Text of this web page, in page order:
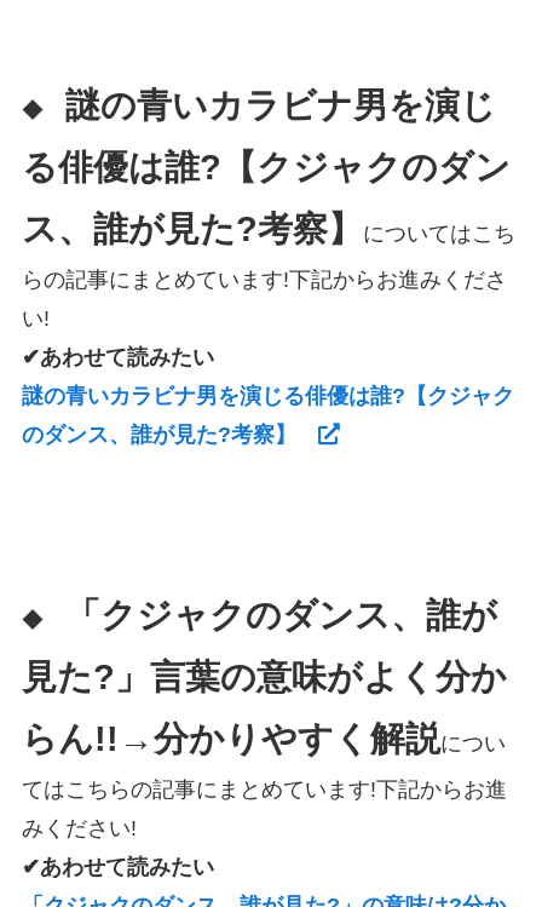
◆ 謎の青いカラビナ男を演じ
る俳優は誰?【クジャクのダン
ス、誰が見た?考察】
についてはこち
らの記事にまとめています!下記からお進みくださ
い!
✔あわせて読みたい
謎の青いカラビナ男を演じる俳優は誰?【クジャク
のダンス、誰が見た?考察】
◆
「クジャクのダンス、誰が
見た?」言葉の意味がよく分か
らん!!→分かりやすく解説につい
てはこちらの記事にまとめています!下記からお進
みください!
✔あわせて読みたい